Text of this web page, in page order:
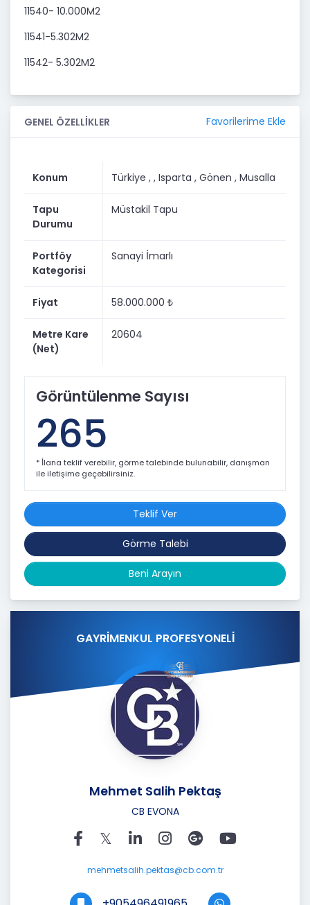
11540- 10.000M2
11541-5.302M2
11542- 5.302M2
GENEL ÖZELLİKLER Favorilerime Ekle
Konum Türkiye , , Isparta , Gönen , Musalla
Tapu
Durumu
Müstakil Tapu
Portföy
Kategorisi
Sanayi İmarlı
Fiyat 58.000.000 ₺
Metre Kare
(Net)
20604
Görüntülenme Sayısı
265
* İlana teklif verebilir, görme talebinde bulunabilir, danışman
ile iletişime geçebilirsiniz.
Teklif Ver
Görme Talebi
Beni Arayın
GAYRİMENKUL PROFESYONELİ
Mehmet Salih Pektaş
CB EVONA
mehmetsalih.pektas@cb.com.tr